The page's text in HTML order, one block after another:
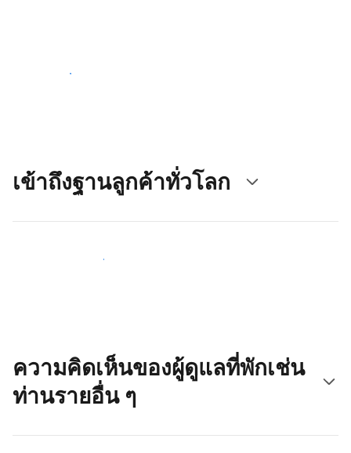
เริ่มต้นตั้งแต่วันนี้
เข้าถึงฐานลูกค้าทั่วโลก
เข้าถึงลูกค้าใหม่ ๆ ตั้งแต่วันนี้
ความคิดเห็นของผู้ดูแลที่พักเช่น
ท่านรายอื่น ๆ